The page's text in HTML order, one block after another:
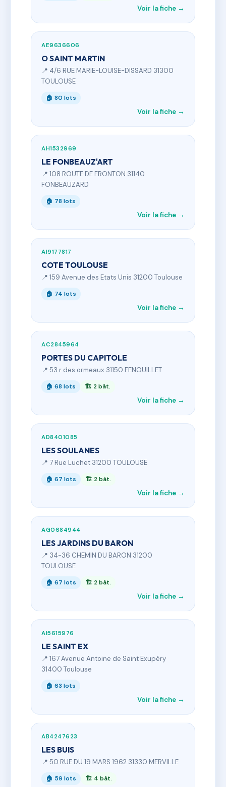
Voir la fiche →
AE9636606
O SAINT MARTIN
📍 4/6 RUE MARIE-LOUISE-DISSARD 31300
TOULOUSE
🏠 80 lots
Voir la fiche →
AH1532969
LE FONBEAUZ'ART
📍 108 ROUTE DE FRONTON 31140
FONBEAUZARD
🏠 78 lots
Voir la fiche →
AI9177817
COTE TOULOUSE
📍 159 Avenue des Etats Unis 31200 Toulouse
🏠 74 lots
Voir la fiche →
AC2845964
PORTES DU CAPITOLE
📍 53 r des ormeaux 31150 FENOUILLET
🏠 68 lots 🏗 2 bât.
Voir la fiche →
AD8401085
LES SOULANES
📍 7 Rue Luchet 31200 TOULOUSE
🏠 67 lots 🏗 2 bât.
Voir la fiche →
AG0684944
LES JARDINS DU BARON
📍 34-36 CHEMIN DU BARON 31200
TOULOUSE
🏠 67 lots 🏗 2 bât.
Voir la fiche →
AI5615976
LE SAINT EX
📍 167 Avenue Antoine de Saint Exupéry
31400 Toulouse
🏠 63 lots
Voir la fiche →
AB4247623
LES BUIS
📍 50 RUE DU 19 MARS 1962 31330 MERVILLE
🏠 59 lots 🏗 4 bât.